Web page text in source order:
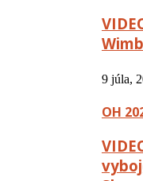
9 júla,
OH